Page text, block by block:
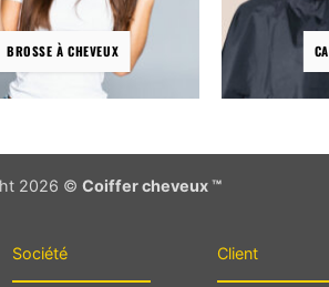
du
produit
BROSSE À CHEVEUX
2026 © Coiffer cheveux ™
Société Client